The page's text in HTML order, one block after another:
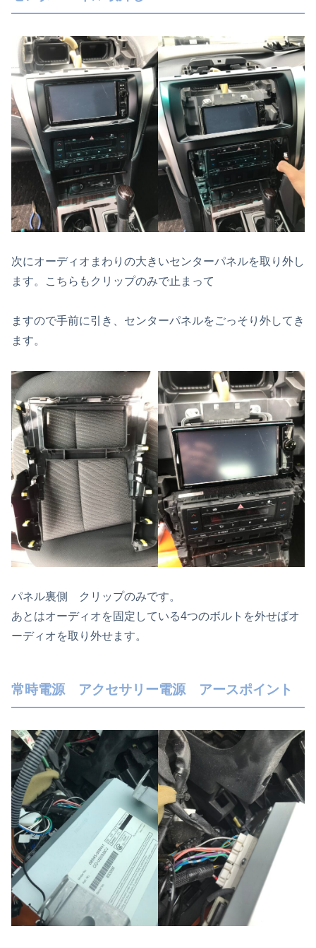
次にオーディオまわりの大きいセンターパネルを取り外し
ます。こちらもクリップのみで止まって
ますので手前に引き、センターパネルをごっそり外してき
ます。
パネル裏側 クリップのみです。
あとはオーディオを固定している4つのボルトを外せばオ
ーディオを取り外せます。
常時電源 アクセサリー電源 アースポイント